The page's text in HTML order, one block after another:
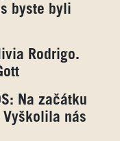
byste byli
Rodrigo.
Na začátku
Vyškolila nás